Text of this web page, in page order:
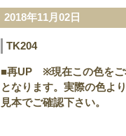
2018年11月02日
TK204
■再UP ※現在この色をご
となります。実際の色よ
見本でご確認下さい。